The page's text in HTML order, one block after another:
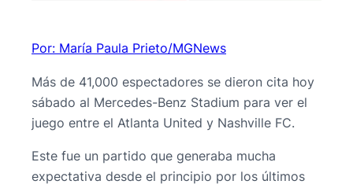
Por: María Paula Prieto/MGNews
Más de 41,000 espectadores se dieron cita hoy
sábado al Mercedes-Benz Stadium para ver el
juego entre el Atlanta United y Nashville FC.
Este fue un partido que generaba mucha
expectativa desde el principio por los últimos